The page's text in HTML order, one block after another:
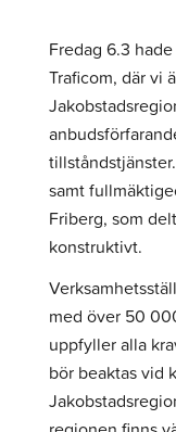
Fredag 6.3
Traficom, där vi
samt
Friberg, som
konstruktivt.
med över 50
uppfyller alla
bör beaktas vid